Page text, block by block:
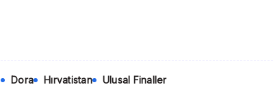
Dora Hırvatistan Ulusal Finaller